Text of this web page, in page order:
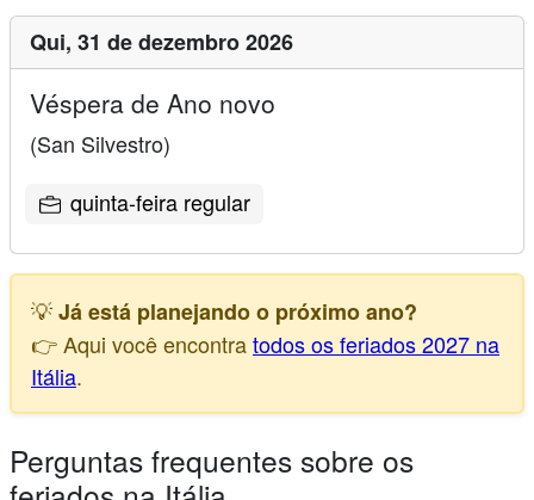
Qui, 31 de dezembro 2026
Véspera de Ano novo
(San Silvestro)
quinta-feira regular
💡Já está planejando o próximo ano?
👉 Aqui você encontratodos os feriados 2027 na
Itália.
Perguntas frequentes sobre os